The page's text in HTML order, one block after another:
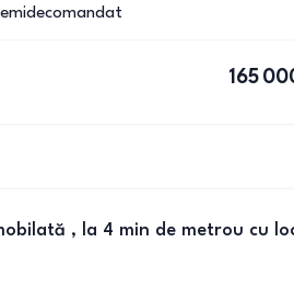
165
, la 4 min de metrou cu